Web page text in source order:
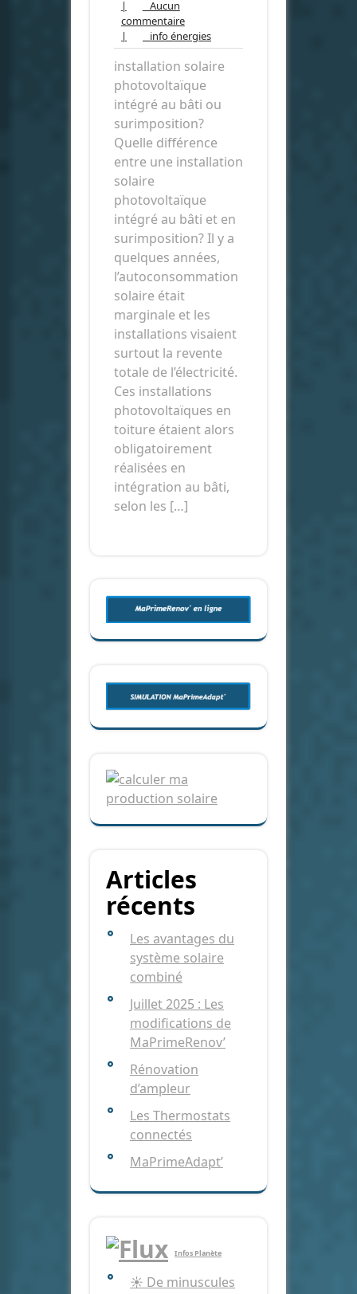
|
Aucun
commentaireAucun
commentaire
| info énergiesinfo
énergies
installation solaire
photovoltaïque
intégré au bâti ou
surimposition?
Quelle différence
entre une installation
solaire
photovoltaïque
intégré au bâti et en
surimposition? Il y a
quelques années,
l’autoconsommation
solaire était
marginale et les
installations visaient
surtout la revente
totale de l’électricité.
Ces installations
photovoltaïques en
toiture étaient alors
obligatoirement
réalisées en
intégration au bâti,
selon les […]
Articles
récents
Les avantages du
système solaire
combiné
Juillet 2025 : Les
modifications de
MaPrimeRenov’
Rénovation
d’ampleur
Les Thermostats
connectés
MaPrimeAdapt’
Infos Planète
☀️ De minuscules